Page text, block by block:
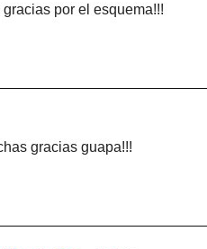
por el esquema!!!
gracias guapa!!!